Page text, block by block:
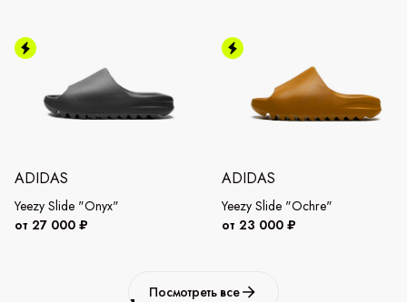
ADIDAS
Yeezy Slide "Onyx"
от 27 000 ₽
ADIDAS
Yeezy Slide "Ochre"
от 23 000 ₽
Посмотреть все